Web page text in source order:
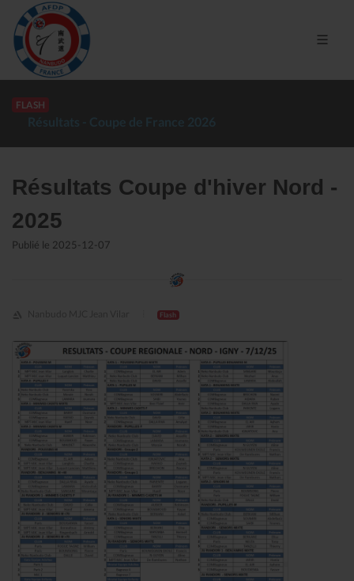
FLASH
Résultats - Coupe de France 2026
Résultats Coupe d'hiver Nord -
2025
Publié le 2025-12-07
Flash